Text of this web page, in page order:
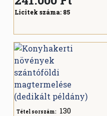
Licitek száma: 85
Tétel sorszám: 130